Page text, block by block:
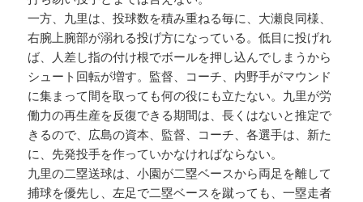
一方、九里は、投球数を積み重ねる毎に、大瀬良同様、
右腕上腕部が溺れる投げ方になっている。低目に投げれ
ば、人差し指の付け根でボールを押し込んでしまうから
シュート回転が増す。監督、コーチ、内野手がマウンド
に集まって間を取っても何の役にも立たない。九里が労
働力の再生産を反復できる期間は、長くはないと推定で
きるので、広島の資本、監督、コーチ、各選手は、新た
に、先発投手を作っていかなければならない。
九里の二塁送球は、小園が二塁ベースから両足を離して
捕球を優先し、左足で二塁ベースを蹴っても、一塁走者